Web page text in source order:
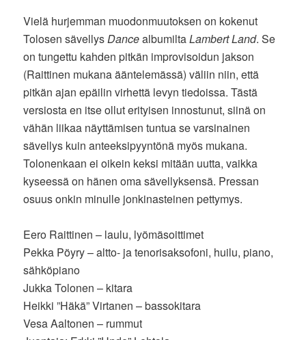
Vielä hurjemman muodonmuutoksen on kokenut
Tolosen sävellysDancealbumiltaLambert Land. Se
on tungettu kahden pitkän improvisoidun jakson
(Raittinen mukana ääntelemässä) väliin niin, että
pitkän ajan epäilin virhettä levyn tiedoissa. Tästä
versiosta en itse ollut erityisen innostunut, siinä on
vähän liikaa näyttämisen tuntua se varsinainen
sävellys kuin anteeksipyyntönä myös mukana.
Tolonenkaan ei oikein keksi mitään uutta, vaikka
kyseessä on hänen oma sävellyksensä. Pressan
osuus onkin minulle jonkinasteinen pettymys.
Eero Raittinen – laulu, lyömäsoittimet
Pekka Pöyry – altto- ja tenorisaksofoni, huilu, piano,
sähköpiano
Jukka Tolonen – kitara
Heikki ”Häkä” Virtanen – bassokitara
Vesa Aaltonen – rummut